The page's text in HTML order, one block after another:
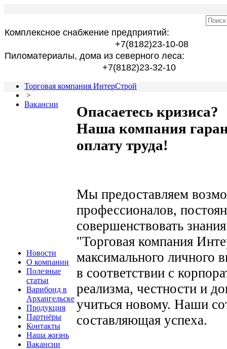
Комплексное снабжение предприятий:
+7(8182)23-10-08
Пиломатериалы, дома из северного леса:
+7(8182)23-32-10
Торговая компания ИнтерСтрой
>
Вакансии
Новости
О компании
Полезные
статьи
Варибонд в
Архангельске
Продукция
Партнёры
Контакты
Наша жизнь
Вакансии
Опасаетесь кризиса?
Наша компания
оплату труда!
Мы предоставляем
профессионалов,
совершенствовать
"Торговая компания
максимального личного
в соответствии с
реализма, честности и
учиться новому. Наши
составляющая успеха.